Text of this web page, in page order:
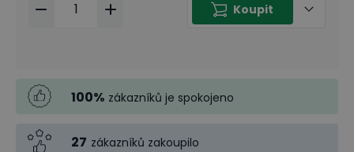
Koupit
100% zákazníků je spokojeno
27 zákazníků zakoupilo